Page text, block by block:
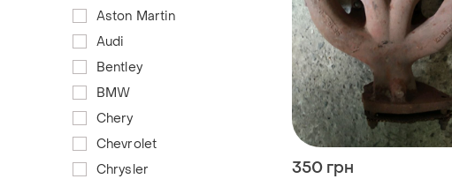
350 грн
Aston Martin
Audi
Bentley
BMW
Chery
Chevrolet
Chrysler